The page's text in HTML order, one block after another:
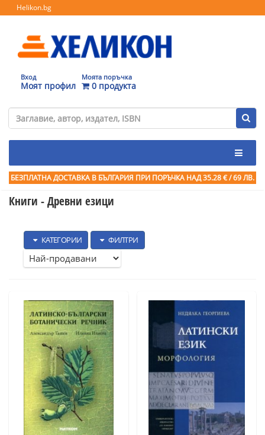
Helikon.bg
Вход
Моят профил
Моята поръчка
0 продукта
БЕЗПЛАТНА ДОСТАВКА В БЪЛГАРИЯ ПРИ ПОРЪЧКА НАД 35.28 € / 69 ЛВ.
Книги - Древни езици
КАТЕГОРИИ ФИЛТРИ